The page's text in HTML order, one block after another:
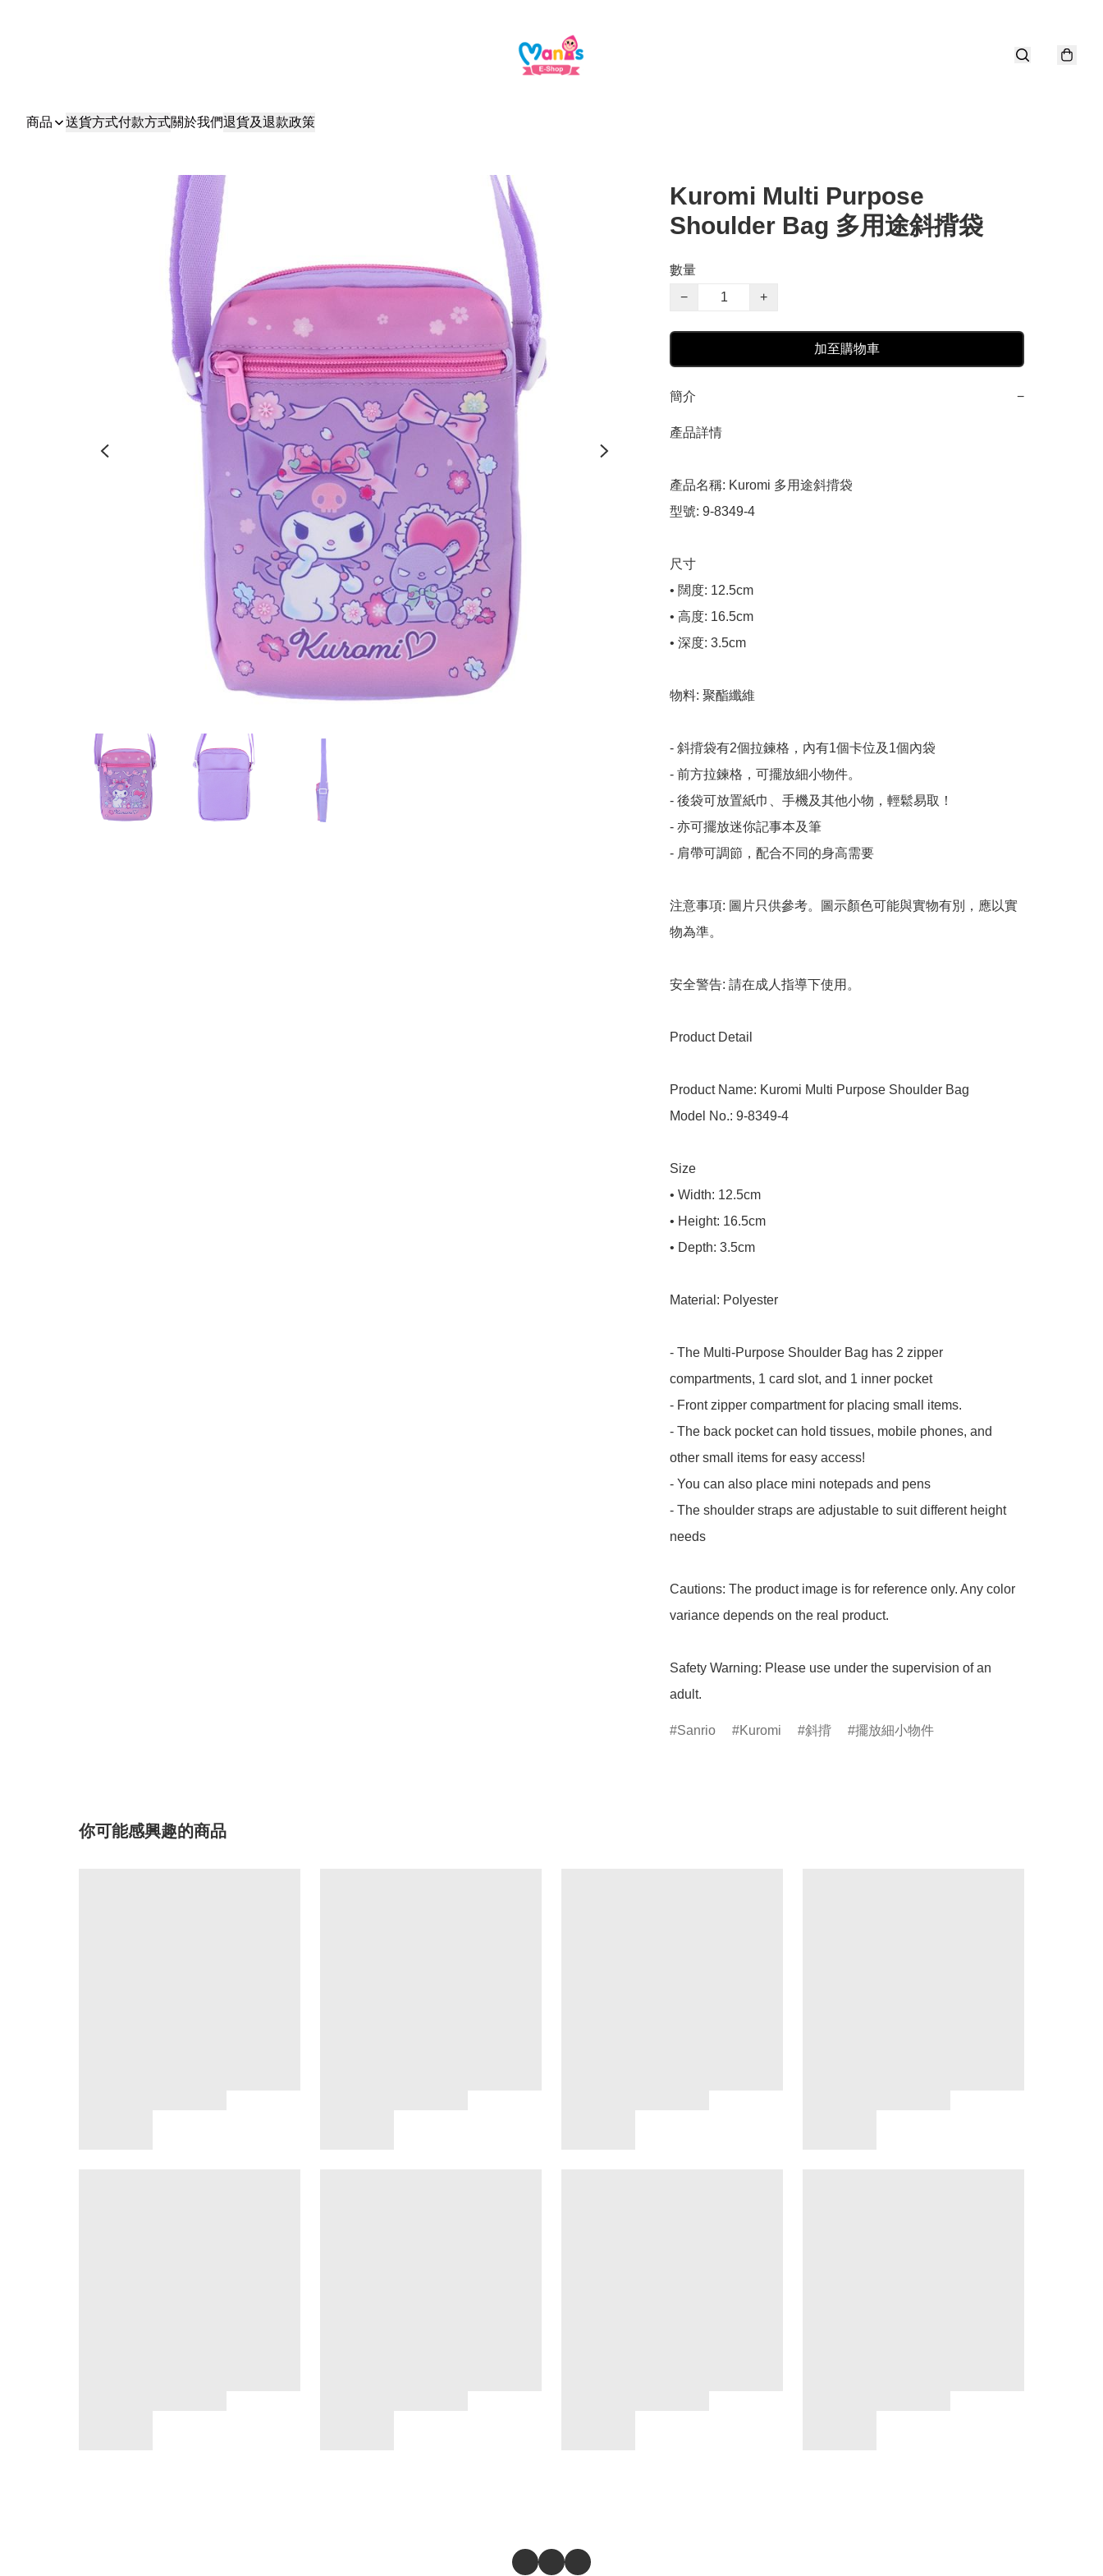
商品 送貨方式付款方式關於我們退貨及退款政策
Kuromi Multi Purpose
Shoulder Bag 多用途斜揹袋
數量
−
+
加至購物車
簡介 −
產品詳情
產品名稱: Kuromi 多用途斜揹袋
型號: 9-8349-4
尺寸
• 闊度: 12.5cm
• 高度: 16.5cm
• 深度: 3.5cm
物料: 聚酯纖維
- 斜揹袋有2個拉鍊格，內有1個卡位及1個內袋
- 前方拉鍊格，可擺放細小物件。
- 後袋可放置紙巾、手機及其他小物，輕鬆易取！
- 亦可擺放迷你記事本及筆
- 肩帶可調節，配合不同的身高需要
注意事項: 圖片只供參考。圖示顏色可能與實物有別，應以實
物為準。
安全警告: 請在成人指導下使用。
Product Detail
Product Name: Kuromi Multi Purpose Shoulder Bag
Model No.: 9-8349-4
Size
• Width: 12.5cm
• Height: 16.5cm
• Depth: 3.5cm
Material: Polyester
- The Multi-Purpose Shoulder Bag has 2 zipper
compartments, 1 card slot, and 1 inner pocket
- Front zipper compartment for placing small items.
- The back pocket can hold tissues, mobile phones, and
other small items for easy access!
- You can also place mini notepads and pens
- The shoulder straps are adjustable to suit different height
needs
Cautions: The product image is for reference only. Any color
variance depends on the real product.
Safety Warning: Please use under the supervision of an
adult.
Sanrio Kuromi 斜揹 擺放細小物件
你可能感興趣的商品